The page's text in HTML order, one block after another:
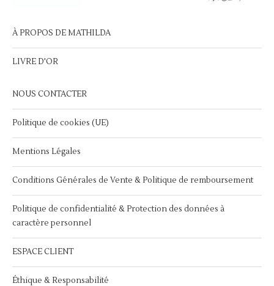
À PROPOS DE MATHILDA
LIVRE D'OR
NOUS CONTACTER
Politique de cookies (UE)
Mentions Légales
Conditions Générales de Vente & Politique de remboursement
Politique de confidentialité & Protection des données à
caractère personnel
ESPACE CLIENT
Éthique & Responsabilité